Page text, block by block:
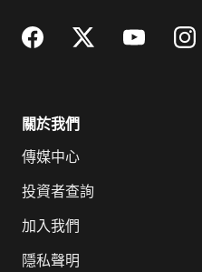
關於我們
傳媒中心
投資者查詢
加入我們
隱私聲明